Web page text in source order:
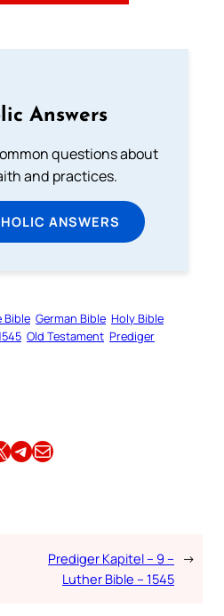
Answers
questions about
and practices.
ANSWERS
Bible German Bible Holy Bible
Old Testament Prediger
X Share this article on TelegramEmail this Article
Prediger Kapitel – 9 –
Luther Bible – 1545
→